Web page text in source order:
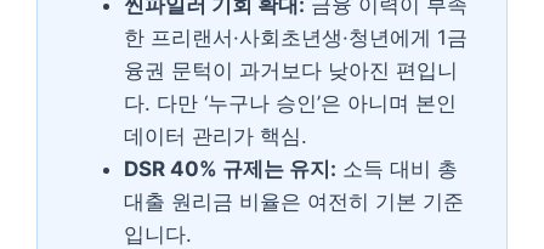
한 프리랜서·사회초년생·청년에게 1금
융권 문턱이 과거보다 낮아진 편입니
다. 다만 ‘누구나 승인’은 아니며 본인
데이터 관리가 핵심.
DSR 40% 규제는 유지: 소득 대비 총
대출 원리금 비율은 여전히 기본 기준
입니다.